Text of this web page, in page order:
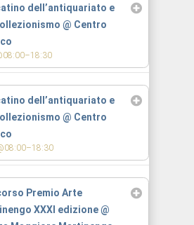
dell’antiquariato e
@ Centro
dell’antiquariato e
@ Centro
Premio Arte
XXXI edizione@